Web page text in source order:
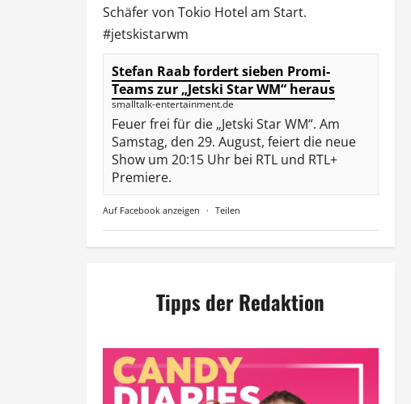
Schäfer von Tokio Hotel am Start.
#jetskistarwm
Stefan Raab fordert sieben Promi-
Teams zur „Jetski Star WM“ heraus
smalltalk-entertainment.de
Feuer frei für die „Jetski Star WM“. Am
Samstag, den 29. August, feiert die neue
Show um 20:15 Uhr bei RTL und RTL+
Premiere.
Auf Facebook anzeigen · Teilen
Tipps der Redaktion